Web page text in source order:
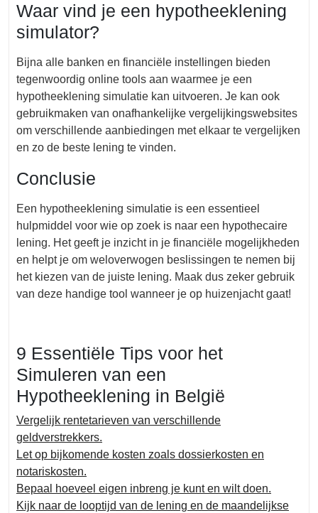
Waar vind je een hypotheeklening
simulator?
Bijna alle banken en financiële instellingen bieden
tegenwoordig online tools aan waarmee je een
hypotheeklening simulatie kan uitvoeren. Je kan ook
gebruikmaken van onafhankelijke vergelijkingswebsites
om verschillende aanbiedingen met elkaar te vergelijken
en zo de beste lening te vinden.
Conclusie
Een hypotheeklening simulatie is een essentieel
hulpmiddel voor wie op zoek is naar een hypothecaire
lening. Het geeft je inzicht in je financiële mogelijkheden
en helpt je om weloverwogen beslissingen te nemen bij
het kiezen van de juiste lening. Maak dus zeker gebruik
van deze handige tool wanneer je op huizenjacht gaat!
9 Essentiële Tips voor het
Simuleren van een
Hypotheeklening in België
Vergelijk rentetarieven van verschillende
geldverstrekkers.
Let op bijkomende kosten zoals dossierkosten en
notariskosten.
Bepaal hoeveel eigen inbreng je kunt en wilt doen.
Kijk naar de looptijd van de lening en de maandelijkse